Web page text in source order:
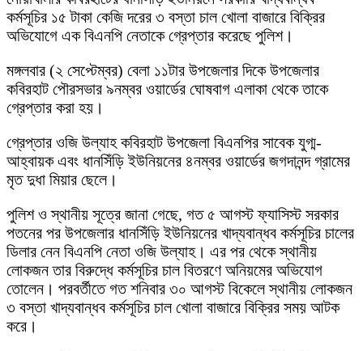
কর্মসূচির ১৫ টাকা কেজি দরের ৩ বস্তা চাল খোলা বাজারে বিক্রির
অভিযোগে এক বিএনপি নেতাকে গ্রেপ্তার করেছে পুলিশ।
মঙ্গলবার (২ সেপ্টেম্বর) বেলা ১১টার উপজেলার দিকে উপজেলার
কবিরহাট পৌরসভার ৯নম্বর ওয়ার্ডের ঘোষবাগ এলাকা থেকে তাকে
গ্রেপ্তার করা হয়।
গ্রেপ্তার ওজি উল্যাহ কবিরহাট উপজেলা বিএনপির সাবেক যুগ্ম-
আহ্বায়ক এবং ধানসিঁড়ি ইউনিয়নের ৪নম্বর ওয়ার্ডের জগদানন্দ গ্রামের
মৃত দুধা মিয়ার ছেলে।
পুলিশ ও স্থানীয় সূত্রে জানা গেছে, গত ৫ আগস্ট ফ্যাসিস্ট সরকার
পতনের পর উপজেলার ধানসিঁড়ি ইউনিয়নের খাদ্যবান্ধব কর্মসূচির চালের
ডিলার নেন বিএনপি নেতা ওজি উল্যাহ। এর পর থেকে স্থানীয়
লোকজন তার বিরুদ্ধে কর্মসূচির চাল বিতরণে অনিয়মের অভিযোগ
তোলেন। পরবর্তীতে গত শনিবার ৩০ আগস্ট বিকেলে স্থানীয় লোকজন
৩ বস্তা খাদ্যবান্ধব কর্মসূচির চাল খোলা বাজারে বিক্রির সময় আটক
করে।